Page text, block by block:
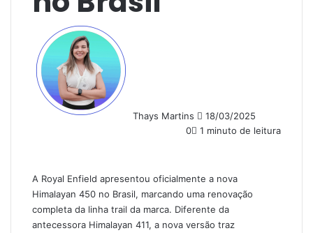
Thays Martins
18/03/2025
0
1 minuto de leitura
A Royal Enfield apresentou oficialmente a nova
Himalayan 450 no Brasil, marcando uma renovação
completa da linha trail da marca. Diferente da
antecessora Himalayan 411, a nova versão traz